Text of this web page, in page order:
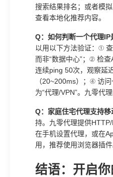
搜索结果排名；或者模
查看本地化推荐内容。
Q：如何判断一个代理IP
以用以下方法验证：①
而非“数据中心”；② 检
连续ping 50次，观察延
（20~200ms）；④ 访
为“代理/VPN”。九零代
Q：家庭住宅代理支持移
持。九零代理提供
在手机设置代理，或在
用，推荐使用浏览器插件
结语：开启